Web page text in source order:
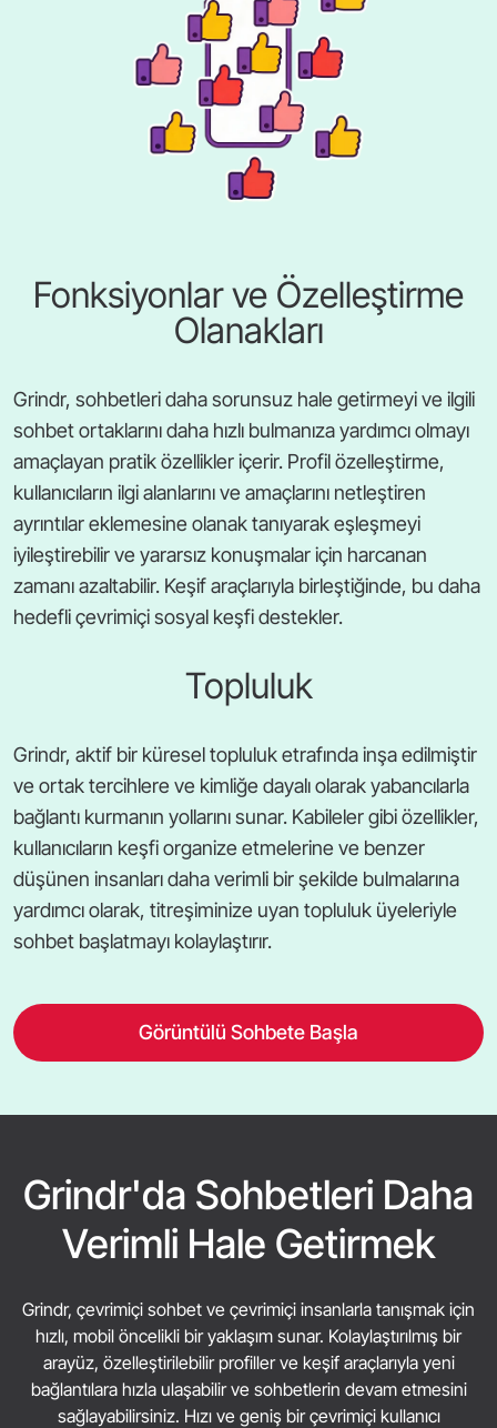
Fonksiyonlar ve Özelleştirme
Olanakları
Grindr, sohbetleri daha sorunsuz hale getirmeyi ve ilgili
sohbet ortaklarını daha hızlı bulmanıza yardımcı olmayı
amaçlayan pratik özellikler içerir. Profil özelleştirme,
kullanıcıların ilgi alanlarını ve amaçlarını netleştiren
ayrıntılar eklemesine olanak tanıyarak eşleşmeyi
iyileştirebilir ve yararsız konuşmalar için harcanan
zamanı azaltabilir. Keşif araçlarıyla birleştiğinde, bu daha
hedefli çevrimiçi sosyal keşfi destekler.
Topluluk
Grindr, aktif bir küresel topluluk etrafında inşa edilmiştir
ve ortak tercihlere ve kimliğe dayalı olarak yabancılarla
bağlantı kurmanın yollarını sunar. Kabileler gibi özellikler,
kullanıcıların keşfi organize etmelerine ve benzer
düşünen insanları daha verimli bir şekilde bulmalarına
yardımcı olarak, titreşiminize uyan topluluk üyeleriyle
sohbet başlatmayı kolaylaştırır.
Görüntülü Sohbete Başla
Grindr'da Sohbetleri Daha
Verimli Hale Getirmek
Grindr, çevrimiçi sohbet ve çevrimiçi insanlarla tanışmak için
hızlı, mobil öncelikli bir yaklaşım sunar. Kolaylaştırılmış bir
arayüz, özelleştirilebilir profiller ve keşif araçlarıyla yeni
bağlantılara hızla ulaşabilir ve sohbetlerin devam etmesini
sağlayabilirsiniz. Hızı ve geniş bir çevrimiçi kullanıcı